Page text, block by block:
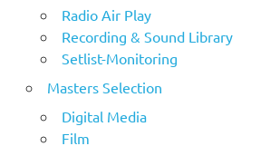
Radio Air Play
Recording & Sound Library
Setlist-Monitoring
Masters Selection
Digital Media
Film